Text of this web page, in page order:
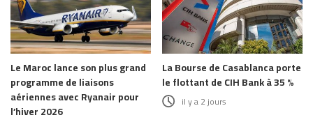
Le Maroc lance son plus grand
programme de liaisons
aériennes avec Ryanair pour
l’hiver 2026
La Bourse de Casablanca porte
le flottant de CIH Bank à 35 %
il y a 2 jours